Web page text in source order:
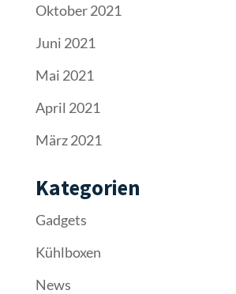
Oktober 2021
Juni 2021
Mai 2021
April 2021
März 2021
Kategorien
Gadgets
Kühlboxen
News